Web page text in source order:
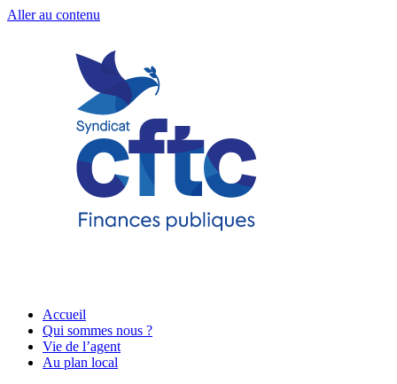
Aller au contenu
Accueil
Qui sommes nous ?
Vie de l’agent
Au plan local